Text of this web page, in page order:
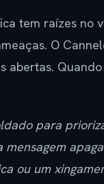
tem raízes no
O
abertas.
para
mensagem
ou um